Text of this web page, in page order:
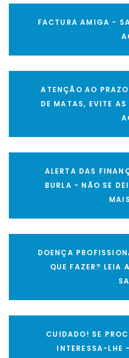
FACTURA AMIGA -
ATENÇÃO AO
DE MATAS, EVITE
ALERTA DAS
BURLA - NÃO SE
DOENÇA
QUE FAZER? LEIA
CUIDADO! SE
INTERESSA-LHE